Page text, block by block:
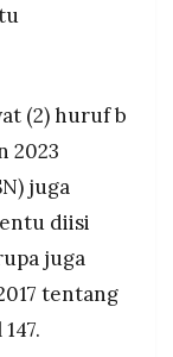
(2) huruf b
2023
juga
diisi
juga
tentang